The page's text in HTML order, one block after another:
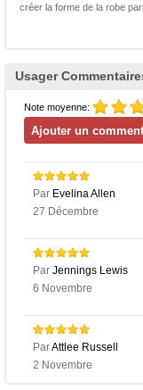
créer la forme de la robe
Usager
Note moyenne:
Par Evelina Allen
27 Décembre
Par Jennings Lewis
6 Novembre
ParAttlee Russell
2 Novembre